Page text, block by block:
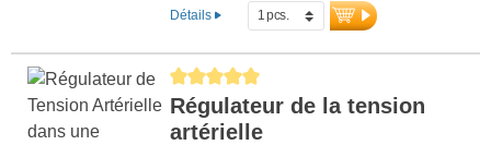
Détails
Average rating of 5 out of 5 stars
Régulateur de la tension
artérielle